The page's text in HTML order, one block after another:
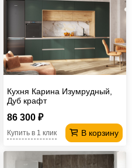
Кухня Карина Изумрудный,
Дуб крафт
86 300 ₽
В корзину
Купить в 1 клик